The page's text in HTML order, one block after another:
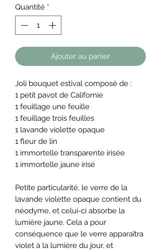
Quantité *
Ajouter au panier
Joli bouquet estival composé de :
1 petit pavot de Californie
1 feuillage une feuille
1 feuillage trois feuilles
1 lavande violette opaque
1 fleur de lin
1 immortelle transparente irisée
1 immortelle jaune irisé
Petite particularité, le verre de la
lavande violette opaque contient du
néodyme, et celui-ci absorbe la
lumière jaune. Cela a pour
conséquence que le verre apparaîtra
violet à la lumière du jour, et